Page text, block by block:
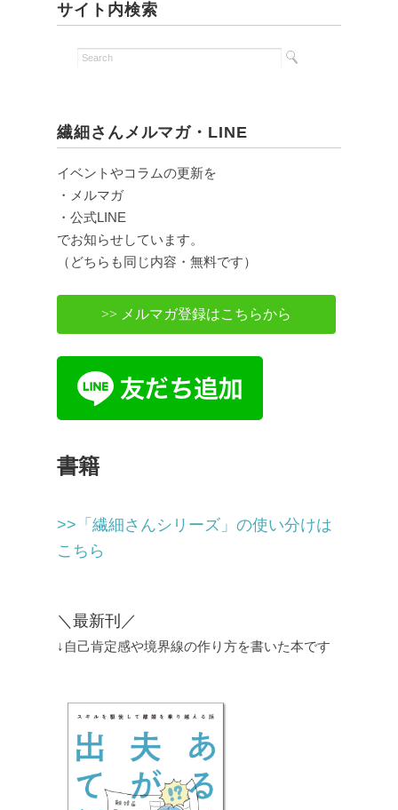
サイト内検索
繊細さんメルマガ・LINE
イベントやコラムの更新を
・メルマガ
・公式LINE
でお知らせしています。
（どちらも同じ内容・無料です）
>> メルマガ登録はこちらから
書籍
>>「繊細さんシリーズ」の使い分けは
こちら
＼最新刊／
↓自己肯定感や境界線の作り方を書いた本です